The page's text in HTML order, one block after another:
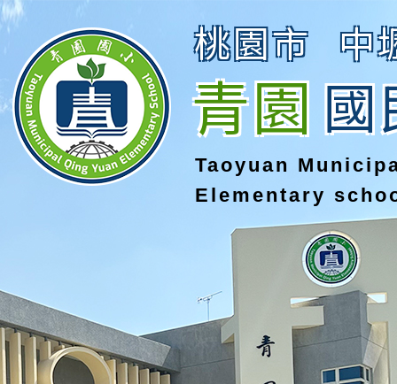
桃園市 中
青園國
Taoyuan
Elementary